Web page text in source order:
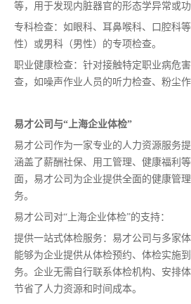
等，用于发现内脏器官的形态学异常或功
专科检查：如眼科、耳鼻喉科、口腔科
性）或男科（男性）的专项检查。
职业健康检查：针对接触特定职业病危
查，如噪声作业人员的听力检查、粉尘
易才公司与“上海企业体检”
易才公司作为一家专业的人力资源服务
涵盖了薪酬社保、用工管理、健康福利
面，易才公司为企业提供全面的健康管
务。
易才公司对“上海企业体检”的支持：
提供一站式体检服务：易才公司与多家
能够为企业提供从体检预约、体检实施
务。企业无需自行联系体检机构、安排
节省了人力资源和时间成本。